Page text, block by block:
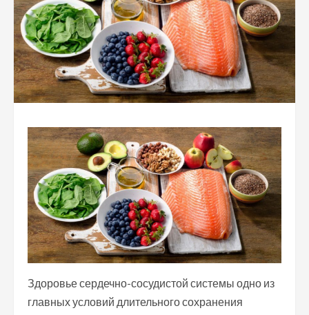
Здоровье сердечно-сосудистой системы одно из
главных условий длительного сохранения